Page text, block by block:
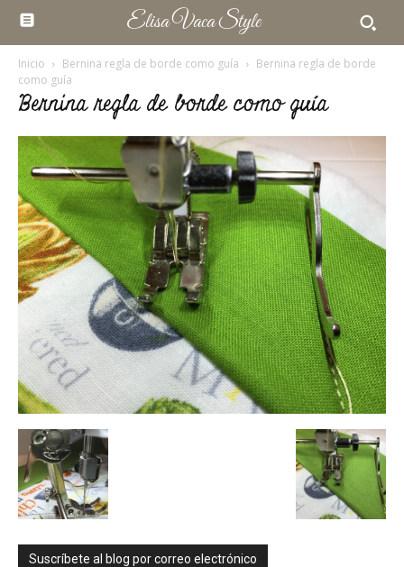
Elisa Vaca Style
Inicio Bernina regla de borde como guía
Bernina regla de borde
como guía
Bernina regla de borde como guía
Suscríbete al blog por correo electrónico